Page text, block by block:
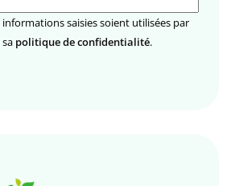
politique de confidentialité.